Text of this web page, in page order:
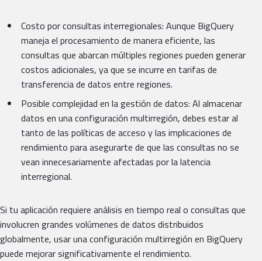
Costo por consultas interregionales: Aunque BigQuery
maneja el procesamiento de manera eficiente, las
consultas que abarcan múltiples regiones pueden generar
costos adicionales, ya que se incurre en tarifas de
transferencia de datos entre regiones.
Posible complejidad en la gestión de datos: Al almacenar
datos en una configuración multirregión, debes estar al
tanto de las políticas de acceso y las implicaciones de
rendimiento para asegurarte de que las consultas no se
vean innecesariamente afectadas por la latencia
interregional.
Si tu aplicación requiere análisis en tiempo real o consultas que
involucren grandes volúmenes de datos distribuidos
globalmente, usar una configuración multirregión en BigQuery
puede mejorar significativamente el rendimiento.